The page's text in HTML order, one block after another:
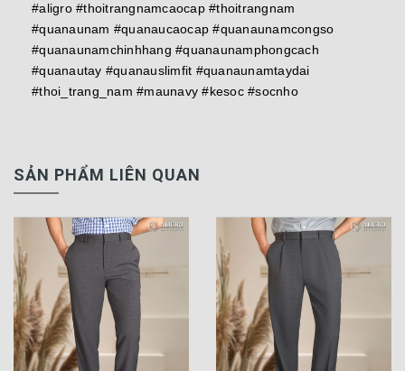
#aligro #thoitrangnamcaocap #thoitrangnam
#quanaunam #quanaucaocap #quanaunamcongso
#quanaunamchinhhang #quanaunamphongcach
#quanautay #quanauslimfit #quanaunamtaydai
#thoi_trang_nam #maunavy #kesoc #socnho
SẢN PHẨM LIÊN QUAN